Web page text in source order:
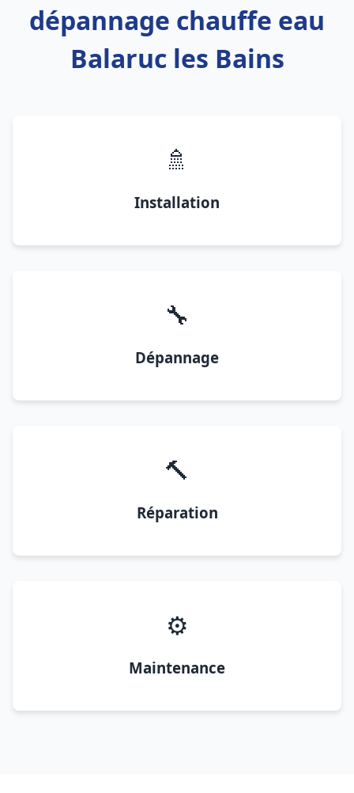
dépannage chauffe eau
Balaruc les Bains
🚿
Installation
🔧
Dépannage
🔨
Réparation
⚙️
Maintenance